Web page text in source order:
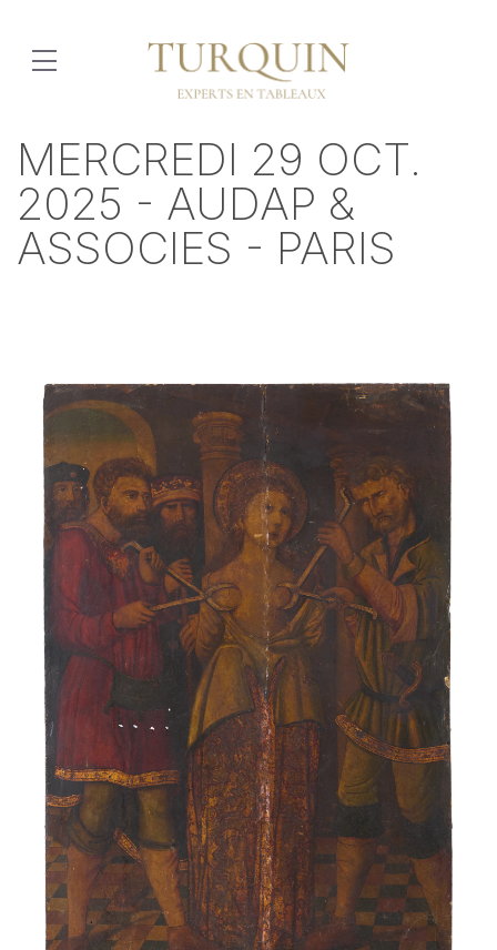
MERCREDI 29 OCT.
2025 - AUDAP &
ASSOCIES - PARIS